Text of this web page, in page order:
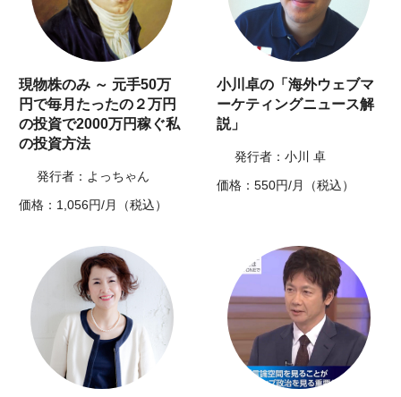
現物株のみ ～ 元手50万
円で毎月たったの２万円
の投資で2000万円稼ぐ私
の投資方法
発行者：よっちゃん
価格：1,056円/月（税込）
小川卓の「海外ウェブマ
ーケティングニュース解
説」
発行者：小川 卓
価格：550円/月（税込）